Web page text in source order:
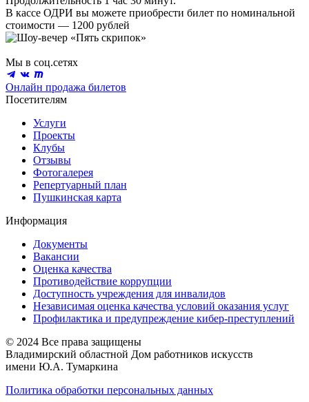
В кассе ОДРИ вы можете приобрести билет по номинальной
стоимости — 1200 рублей
Мы в соц.сетях
Онлайн продажа билетов
Посетителям
Услуги
Проекты
Клубы
Отзывы
Фотогалерея
Репертуарный план
Пушкинская карта
Информация
Документы
Вакансии
Оценка качества
Противодействие коррупции
Доступность учреждения для инвалидов
Независимая оценка качества условий оказания услуг
Профилактика и предупреждение кибер-преступлений
© 2024 Все права защищены
Владимирский областной Дом работников искусств
имени Ю.А. Тумаркина
Политика обработки персональных данных